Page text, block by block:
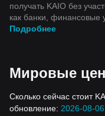
получать KAIO без
как банки, финансовые
Подробнее
Мировые
Сколько сейчас стоит
обновление: 2026-08-06